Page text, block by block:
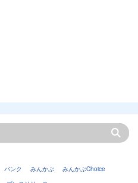
バンク みんかぶ
みんかぶChoice